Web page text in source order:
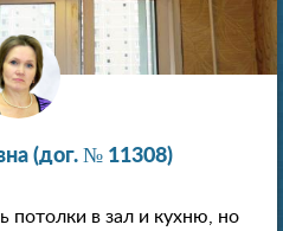
(дог. № 11308)
потолки в зал и кухню, но